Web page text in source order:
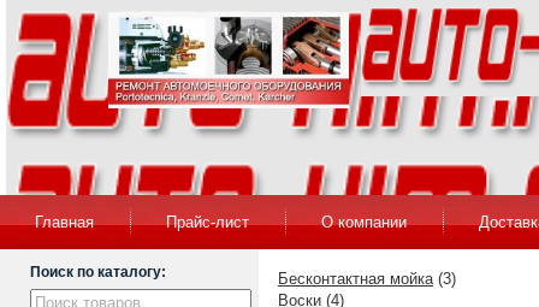
Главная Прайс-лист О компании
Поиск по каталогу: Бесконтактная мойка(3)
Воски (4)